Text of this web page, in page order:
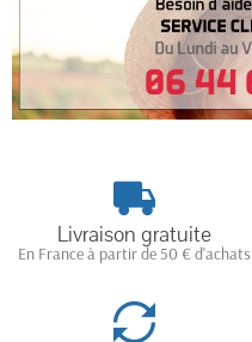
Livraison gratuite
En France à partir de 50 € d'achats